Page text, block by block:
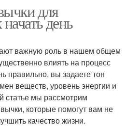
для
день
важную роль в нашем общем
влиять на процесс
правильно, вы задаете тон
веществ, уровень энергии и
статье мы рассмотрим
которые помогут вам не
качество жизни.